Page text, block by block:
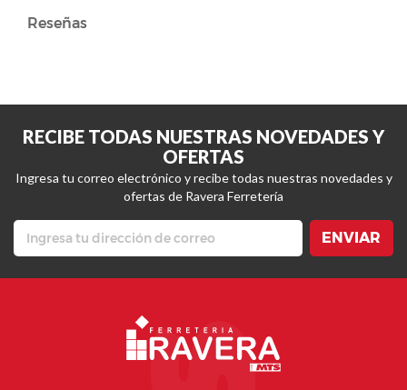
Reseñas
RECIBE TODAS NUESTRAS NOVEDADES Y
OFERTAS
Ingresa tu correo electrónico y recibe todas nuestras novedades y
ofertas de Ravera Ferretería
ENVIAR